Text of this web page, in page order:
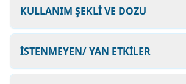
KULLANIM ŞEKLİ VE DOZU
İSTENMEYEN/ YAN ETKİLER